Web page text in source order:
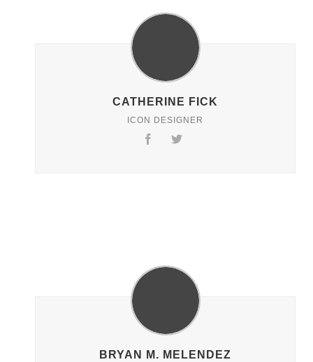
CATHERINE FICK
ICON DESIGNER
BRYAN M. MELENDEZ